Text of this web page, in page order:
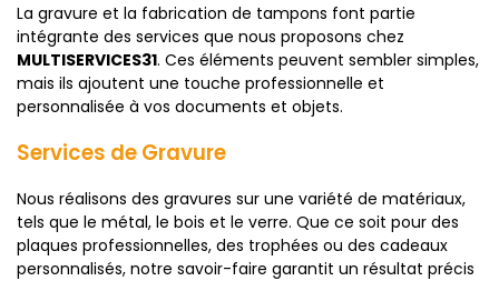
La gravure et la fabrication de tampons font partie
intégrante des services que nous proposons chez
MULTISERVICES31. Ces éléments peuvent sembler simples,
mais ils ajoutent une touche professionnelle et
personnalisée à vos documents et objets.
Services de Gravure
Nous réalisons des gravures sur une variété de matériaux,
tels que le métal, le bois et le verre. Que ce soit pour des
plaques professionnelles, des trophées ou des cadeaux
personnalisés, notre savoir-faire garantit un résultat précis